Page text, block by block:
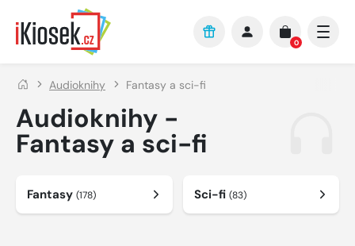
Přejít na hlavní obsah
0
Audioknihy Fantasy a sci-fi
Audioknihy -
Fantasy a sci-fi
Fantasy (178) Sci-fi (83)